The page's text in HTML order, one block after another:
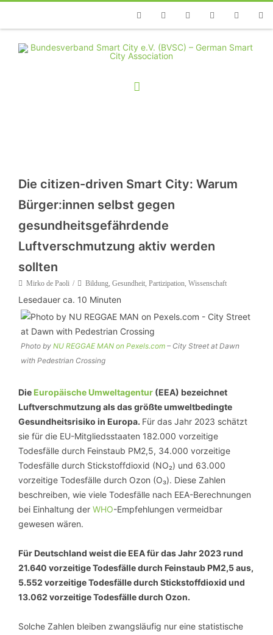
TelefonFacebookTwitterYoutubeInstagramLinkedin
Die citizen-driven Smart City: Warum
Bürger:innen selbst gegen
gesundheitsgefährdende
Luftverschmutzung aktiv werden
sollten
Mirko de Paoli Bildung, Gesundheit, Partizipation, Wissenschaft
Lesedauer ca. 10 Minuten
Photo by NU REGGAE MAN on Pexels.com – City Street at Dawn
with Pedestrian Crossing
Die Europäische Umweltagentur (EEA) bezeichnet
Luftverschmutzung als das größte umweltbedingte
Gesundheitsrisiko in Europa. Für das Jahr 2023 schätzt
sie für die EU-Mitgliedsstaaten 182.000 vorzeitige
Todesfälle durch Feinstaub PM2,5, 34.000 vorzeitige
Todesfälle durch Stickstoffdioxid (NO₂) und 63.000
vorzeitige Todesfälle durch Ozon (O₃). Diese Zahlen
beschreiben, wie viele Todesfälle nach EEA-Berechnungen
bei Einhaltung der WHO-Empfehlungen vermeidbar
gewesen wären.
Für Deutschland weist die EEA für das Jahr 2023 rund
21.640 vorzeitige Todesfälle durch Feinstaub PM2,5 aus,
5.552 vorzeitige Todesfälle durch Stickstoffdioxid und
13.062 vorzeitige Todesfälle durch Ozon.
Solche Zahlen bleiben zwangsläufig nur eine statistische